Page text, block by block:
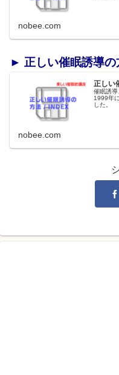
nobee.com
► 正しい催眠誘導
正しい
催眠誘導
1999年
した。
nobee.com